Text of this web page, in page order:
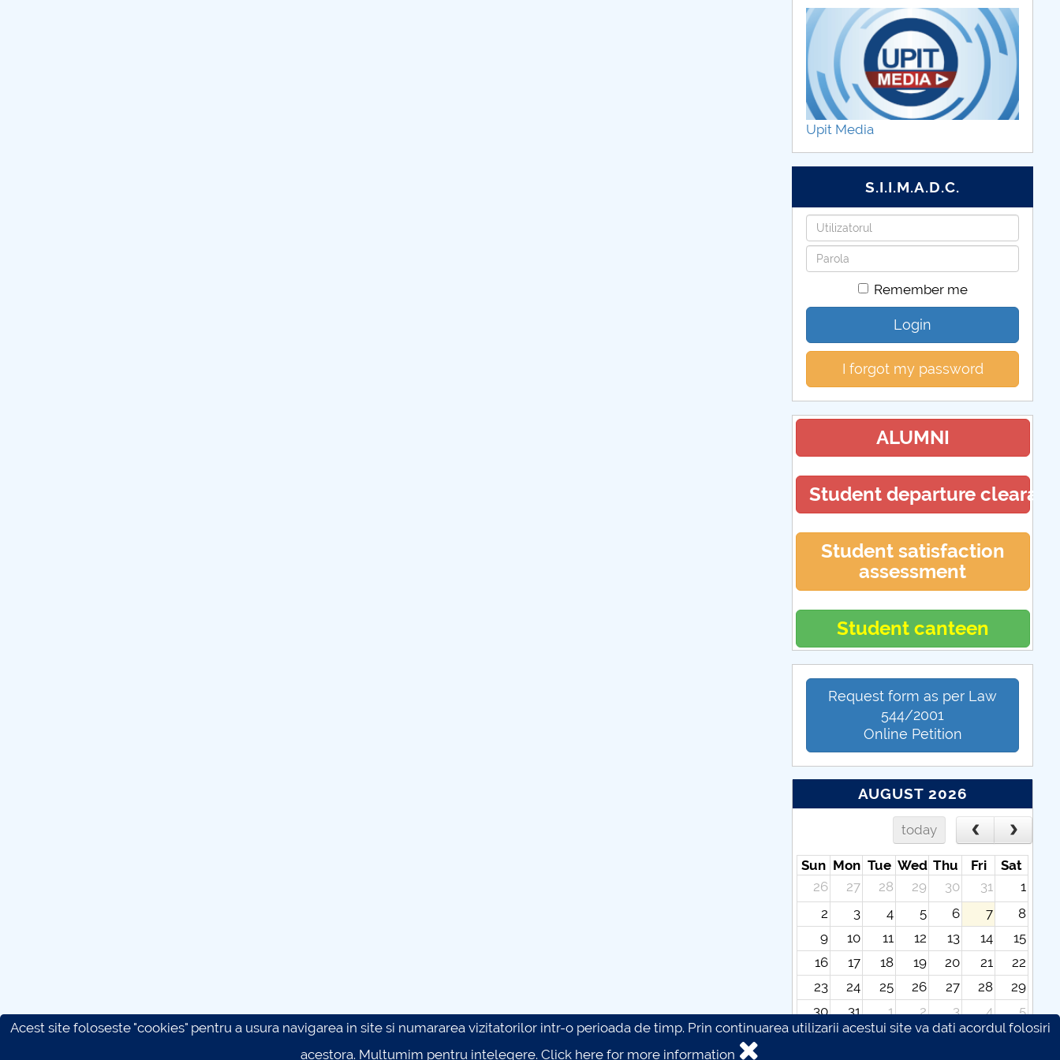
Upit Media
S.I.I.M.A.D.C.
Username
Password
Remember me
Login
I forgot my password
ALUMNI
Student departure
Student satisfaction
assessment
Student canteen
Request form as per Law
544/2001
Online Petition
AUGUST 2026
today
Sun Mon Tue Wed Thu Fri
Sat
26
27 28 29 30 31
1
2
3 4 5 6 7
8
9
10 11 12 13 14
15
16
17 18 19 20 21
22
23
24 25 26 27 28
29
30
31 1 2 3 4
5
Acest site foloseste "cookies" pentru a usura navigarea in site si numararea vizitatorilor intr-o perioada de timp. Prin continuarea utilizarii acestui site va dati acordul folosiri
acestora. Multumim pentru intelegere. Click here for more information